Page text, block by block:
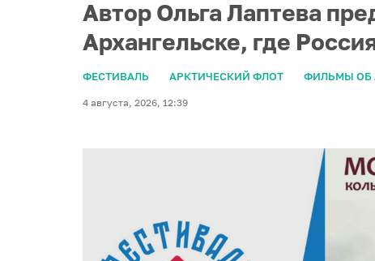
Автор Ольга Лаптева
Архангельске, где
ФЕСТИВАЛЬ АРКТИЧЕСКИЙ ФЛОТ ФИЛЬМЫ ОБ
4 августа, 2026, 12:39